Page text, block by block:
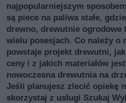
najpopularniejszym
są piece na paliwa stałe,
drewno, drewutnie ogrodowe
wielu posesjach. Co należy o
powstaje projekt drewutni,
ceny i z jakich materiałów
nowoczesna drewutnia na
Jeśli planujesz zlecić opiekę
skorzystaj z usługi Szukaj